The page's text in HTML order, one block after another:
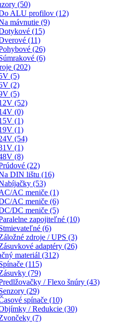
(50)
ALU profilov (12)
mávnutie (9)
(15)
(11)
(26)
(6)
(202)
(5)
(2)
(5)
(52)
(0)
(1)
(1)
(54)
(1)
(8)
(22)
DIN lištu (16)
(53)
AC meniče (1)
AC meniče (6)
DC meniče (5)
zapojiteľné (10)
(6)
zdroje / UPS (3)
adaptéry (26)
materiál (312)
(115)
(79)
/ Flexo šnúry (43)
(29)
spínače (10)
/ Redukcie (30)
(7)